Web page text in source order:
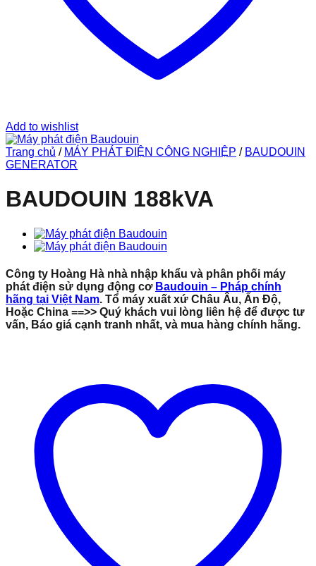
Add to wishlist
Trang chủ / MÁY PHÁT ĐIỆN CÔNG NGHIỆP / BAUDOUIN
GENERATOR
BAUDOUIN 188kVA
Công ty Hoàng Hà nhà nhập khẩu và phân phối máy
phát điện sử dụng động cơ Baudouin – Pháp chính
hãng tại Việt Nam. Tổ máy xuất xứ Châu Âu, Ấn Độ,
Hoặc China ==>> Quý khách vui lòng liên hệ để được tư
vấn, Báo giá cạnh tranh nhất, và mua hàng chính hãng.